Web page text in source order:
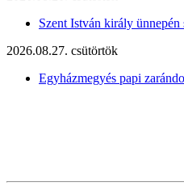
Szent István király ünnepén
2026.08.27. csütörtök
Egyházmegyés papi